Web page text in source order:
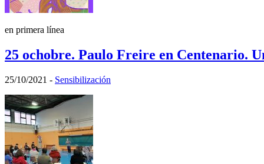
en primera línea
25 ochobre. Paulo Freire en Centenario.
25/10/2021 - Sensibilización